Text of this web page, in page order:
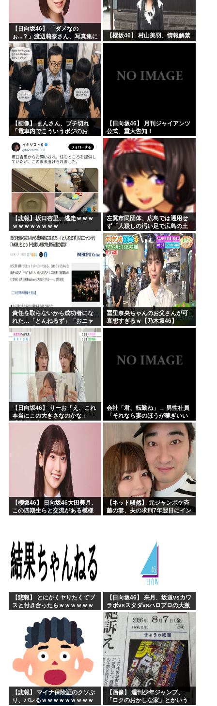
【日向坂46】 「ダメなの
ぉ...？」渡辺莉奈さん、写真集に
興味津々
【櫻坂46】 村山美羽、情報解禁
【画像】 まんさん、ブチ切れ
「電車内でこういうポジのお
【日向坂46】 月刊ジャイアンツ
公式、重大告知！
【悲報】坂口杏里、逃走ｗｗｗ
ｗｗｗｗｗｗｗｗ
左翼市民団体、広島では通用せ
ず「人殺しの汚い足で広島の土
を踏むな！」→広島県民「お前
らの方が汚いんじゃ！」「ワシ
らが広島県民じゃ」
責任を取らないから成功者にな
れた…「とんねるず」「おニャ
ン子」「AKB」とヒットを出し
続けた秋元康の哲学！！！
冨里奈央ちゃんのお父さんが可
哀想すぎるｗ【乃木坂46】
【日向坂46】 りーお「え、これ
本当にこの大きさなのかな」
【藤嶌果歩 1st写真集】
会社「君、転勤ね」→ 男性社員
「それなら妻のほうが稼ぎいい
んで辞めます」⇒ 結果・・・
【櫻坂46】 日向坂46大田美月、
この四期生らと交流がある模様
【ネット騒然】 元ジャンポケ斉
藤の妻、夫の求刑7年翌日にイン
【悲報】 とにかくヤりたくてブ
スと付き合ったらｗｗｗｗｗｗ
【日向坂46】 来月、坂道vsカワ
ラボvsスタダvsハロプロの大激
戦
【悲報】 マイナ保険証のクソぶ
り、バレるｗｗｗｗｗｗｗｗｗ
【画像】 週刊少年ジャンプ、
「ロクのおかしな家」とかいう